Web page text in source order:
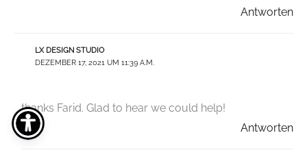
Antworten
LX DESIGN STUDIO
DEZEMBER 17, 2021 UM 11:39 A.M.
thanks Farid. Glad to hear we could help!
Antworten